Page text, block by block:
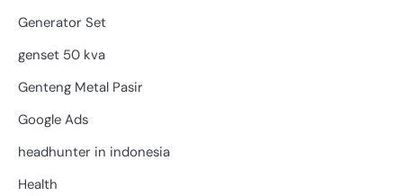
Generator Set
genset 50 kva
Genteng Metal Pasir
Google Ads
headhunter in indonesia
Health